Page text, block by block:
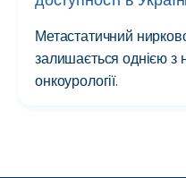
Метастатичний
залишається однією з
онкоурології.